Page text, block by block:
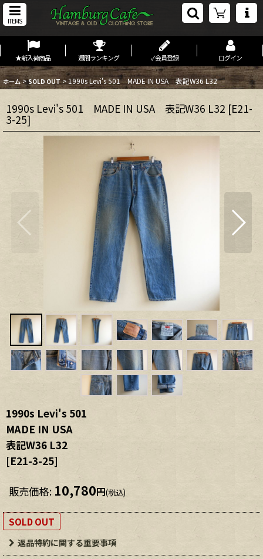
ITEMS
★新入荷商品 週間ランキング ✓会員登録 ログイン
ホーム > SOLD OUT >1990s Levi's 501 MADE IN USA 表記W36 L32
1990s Levi's 501 MADE IN USA 表記W36 L32 [E21-
3-25]
1990s Levi's 501
MADE IN USA
表記W36 L32
[E21-3-25]
販売価格: 10,780円(税込)
SOLD OUT
返品特約に関する重要事項